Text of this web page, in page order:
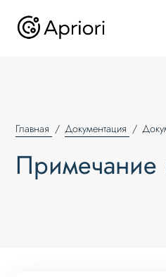
Главная Документация
Примечание